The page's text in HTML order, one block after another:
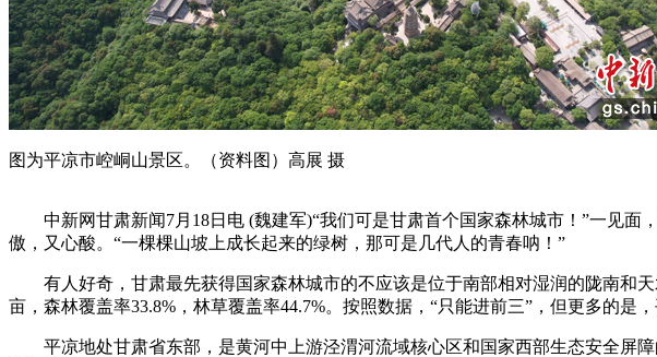
图为平凉市崆峒山景区。（资料图）高展 摄
中新网甘肃新闻7月18日电 (魏建军)“我们可是甘肃首个国家森林城市！”一见面
傲，又心酸。“一棵棵山坡上成长起来的绿树，那可是几代人的青春呐！”
有人好奇，甘肃最先获得国家森林城市的不应该是位于南部相对湿润的陇南和天
亩，森林覆盖率33.8%，林草覆盖率44.7%。按照数据，“只能进前三”，但更多的是
平凉地处甘肃省东部，是黄河中上游泾渭河流域核心区和国家西部生态安全屏